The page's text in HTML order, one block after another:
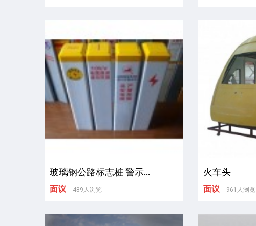
玻璃钢公路标志桩 警示...
面议 489人浏览
火车头
面议 961人浏览